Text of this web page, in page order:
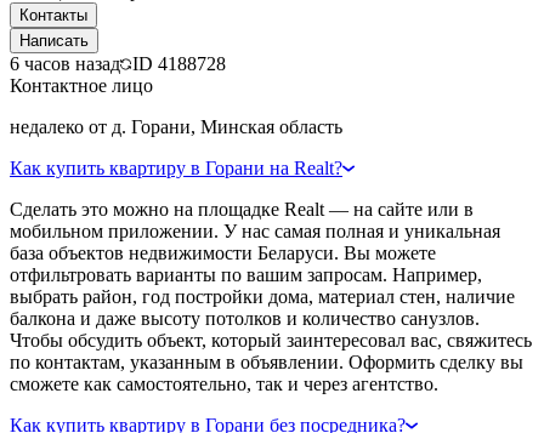
Контакты
Написать
6 часов назад ID 4188728
Контактное лицо
недалеко от д. Горани, Минская область
Как купить квартиру в Горани на Realt?
Сделать это можно на площадке Realt — на сайте или в
мобильном приложении. У нас самая полная и уникальная
база объектов недвижимости Беларуси. Вы можете
отфильтровать варианты по вашим запросам. Например,
выбрать район, год постройки дома, материал стен, наличие
балкона и даже высоту потолков и количество санузлов.
Чтобы обсудить объект, который заинтересовал вас, свяжитесь
по контактам, указанным в объявлении. Оформить сделку вы
сможете как самостоятельно, так и через агентство.
Как купить квартиру в Горани без посредника?